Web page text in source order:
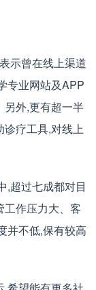
示曾在线上渠道
专业网站及APP
另外,更有超一半
疗工具,对线上
,超过七成都对目
作压力大、客
并不低,保有较高